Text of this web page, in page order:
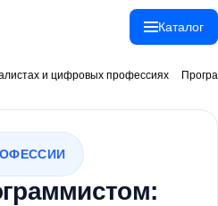
Каталог
и цифровых профессиях
сообщение